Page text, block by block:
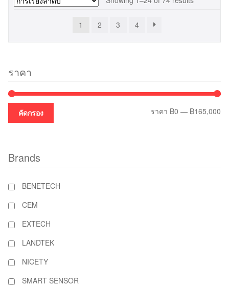
1 2 3 4
ราคา
คัดกรอง ราคา ฿0 — ฿165,000
Brands
BENETECH
CEM
EXTECH
LANDTEK
NICETY
SMART SENSOR